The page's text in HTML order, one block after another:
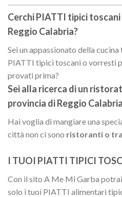
Cerchi PIATTI tipici toscani
Reggio Calabria?
Sei un appassionato della
PIATTI tipici toscani o vorresti
provati prima?
Sei alla ricerca di un
provincia diReggio Calabria
Hai voglia di mangiare una
città non ci sono ristoranti o
I TUOI PIATTI TIPICI
Con il sito A Me Mi Garba
solo i tuoi PIATTI alimentari